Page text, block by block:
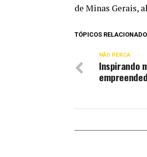
de Minas Gerais,
TÓPICOS
NÃO PERCA
Inspirando